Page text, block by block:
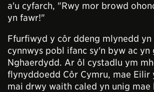
a'u cyfarch, "Rwy mor browd
yn fawr!"
Ffurfiwyd y côr ddeng mlynedd yn
cynnwys pobl ifanc sy'n byw ac
Nghaerdydd. Ar ôl cystadlu ym
flynyddoedd Côr Cymru, mae Eilir
mai drwy waith caled yn unig mae